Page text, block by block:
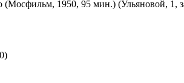
(Мосфильм, 1950, 95 мин.) (Ульяновой, 1,